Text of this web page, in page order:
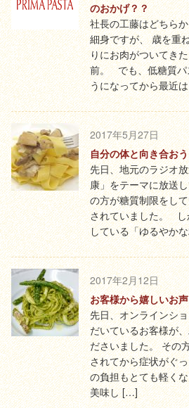
のおかげ？？
社長の工藤はどちら
細身ですが、 歳を重
りにお肉がついてき
前。 でも、低糖質パ
うになってから最近
2017年5月27日
自分の体と向き合おう
先日、地元のラジオ
康」をテーマに放送
の方が糖質制限をし
されていました。 し
している「ゆるやか
2017年2月12日
お客様から嬉しいお
先日、オンラインシ
だいているお客様が
ださいました。 その
されてから症状がぐ
の負担もとても軽く
美味し […]